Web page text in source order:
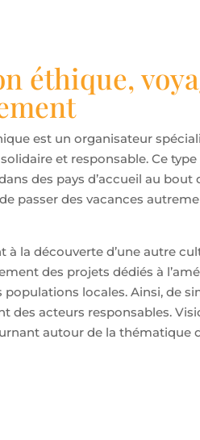
éthique,
est un organisateur
et responsable. Ce
des pays d’accueil au
passer des vacances
à la découverte d’une autre
des projets dédiés à
populations locales. Ainsi, de
des acteurs responsables.
autour de la thématique